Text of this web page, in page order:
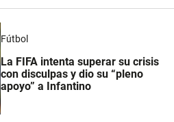
Fútbol
La FIFA intenta superar su crisis
con disculpas y dio su “pleno
apoyo” a Infantino